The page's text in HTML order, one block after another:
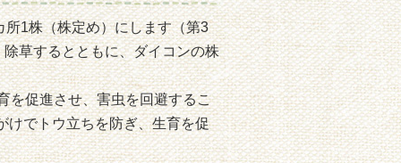
1株（株定め）にします（第3
草するとともに、ダイコンの株
を促進させ、害虫を回避するこ
けでトウ立ちを防ぎ、生育を促